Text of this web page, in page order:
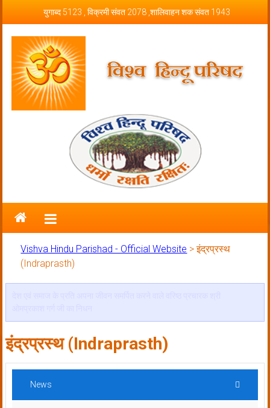
युगाब्द 5123 , विक्रमी संवत 2078 ,शालिवाहन शक संवत 1943
Vishva Hindu Parishad – Official
Website
Vishva Hindu Parishad - Official Website >इंद्रप्रस्थ
(Indraprasth)
इंद्रप्रस्थ (Indraprasth)
News